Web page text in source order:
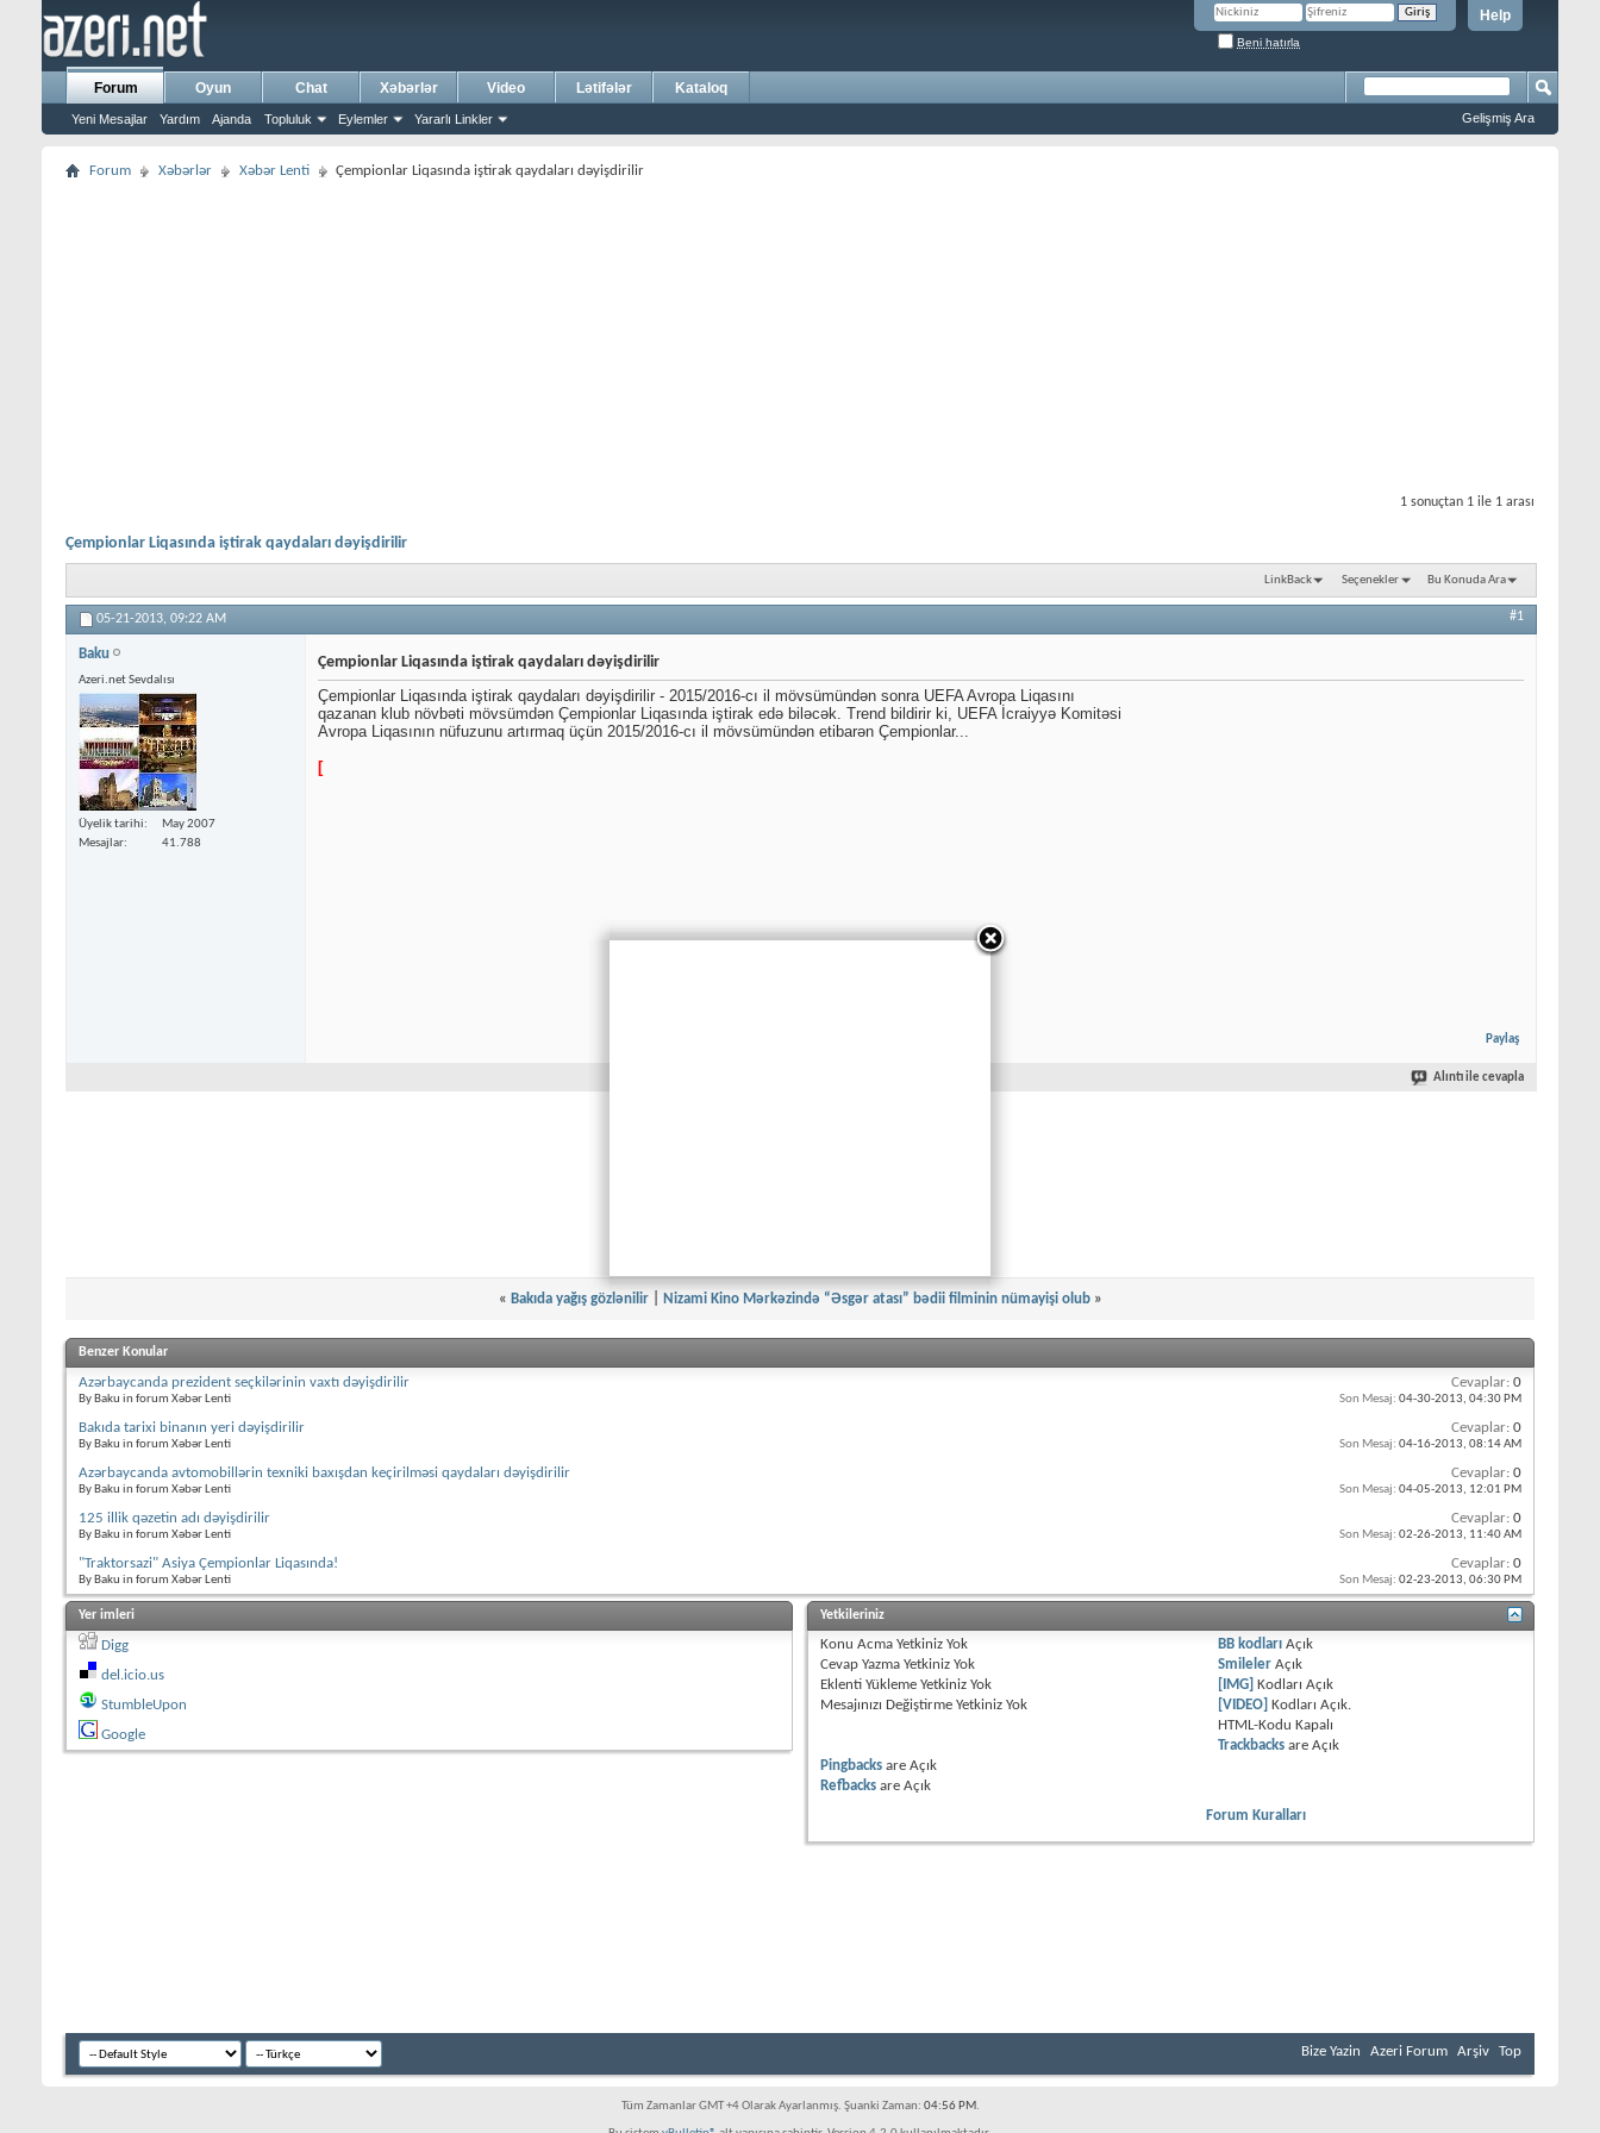
Help
Beni hatırla
Forum
Yeni Mesajlar Yardım Ajanda Topluluk Eylemler Yararlı Linkler
Oyun Chat Xəbərlər Video Lətifələr Kataloq
Gelişmiş Ara
Forum Xəbərlər Xəbər Lenti Çempionlar Liqasında iştirak qaydaları dəyişdirilir
1 sonuçtan 1 ile 1 arası
Çempionlar Liqasında iştirak qaydaları dəyişdirilir
LinkBack Seçenekler Bu Konuda Ara
05-21-2013, 09:22 AM #1
Baku
Azeri.net Sevdalısı
Üyelik tarihi
May 2007
Mesajlar
41.788
Çempionlar Liqasında iştirak qaydaları dəyişdirilir
Çempionlar Liqasında iştirak qaydaları dəyişdirilir - 2015/2016-cı il mövsümündən sonra UEFA Avropa Liqasını
qazanan klub növbəti mövsümdən Çempionlar Liqasında iştirak edə biləcək. Trend bildirir ki, UEFA İcraiyyə Komitəsi
Avropa Liqasının nüfuzunu artırmaq üçün 2015/2016-cı il mövsümündən etibarən Çempionlar...
[
Paylaş
Alıntı ile cevapla
« Bakıda yağış gözlənilir| Nizami Kino Mərkəzində “Əsgər atası” bədii filminin nümayişi olub »
Benzer Konular
Azərbaycanda prezident seçkilərinin vaxtı dəyişdirilir
By Baku in forum Xəbər Lenti
Cevaplar: 0
Son Mesaj: 04-30-2013, 04:30 PM
Bakıda tarixi binanın yeri dəyişdirilir
By Baku in forum Xəbər Lenti
Cevaplar: 0
Son Mesaj: 04-16-2013, 08:14 AM
Azərbaycanda avtomobillərin texniki baxışdan keçirilməsi qaydaları dəyişdirilir
By Baku in forum Xəbər Lenti
Cevaplar: 0
Son Mesaj: 04-05-2013, 12:01 PM
125 illik qəzetin adı dəyişdirilir
By Baku in forum Xəbər Lenti
Cevaplar: 0
Son Mesaj: 02-26-2013, 11:40 AM
"Traktorsazi" Asiya Çempionlar Liqasında!
By Baku in forum Xəbər Lenti
Cevaplar: 0
Son Mesaj: 02-23-2013, 06:30 PM
Yer imleri
Digg
del.icio.us
StumbleUpon
Google
Yetkileriniz
Konu Acma YetkinizYok
Cevap Yazma YetkinizYok
Eklenti Yükleme YetkinizYok
Mesajınızı Değiştirme YetkinizYok
BB kodları Açık
Smileler Açık
[IMG]
KodlarıAçık
[VIDEO]
KodlarıAçık.
HTML-Kodu Kapalı
Trackbacks areAçık
Pingbacks areAçık
Refbacks areAçık
Forum Kuralları
Bize Yazin Azeri Forum Arşiv Top
Tüm Zamanlar GMT +4 Olarak Ayarlanmış. Şuanki Zaman: 04:56 PM.